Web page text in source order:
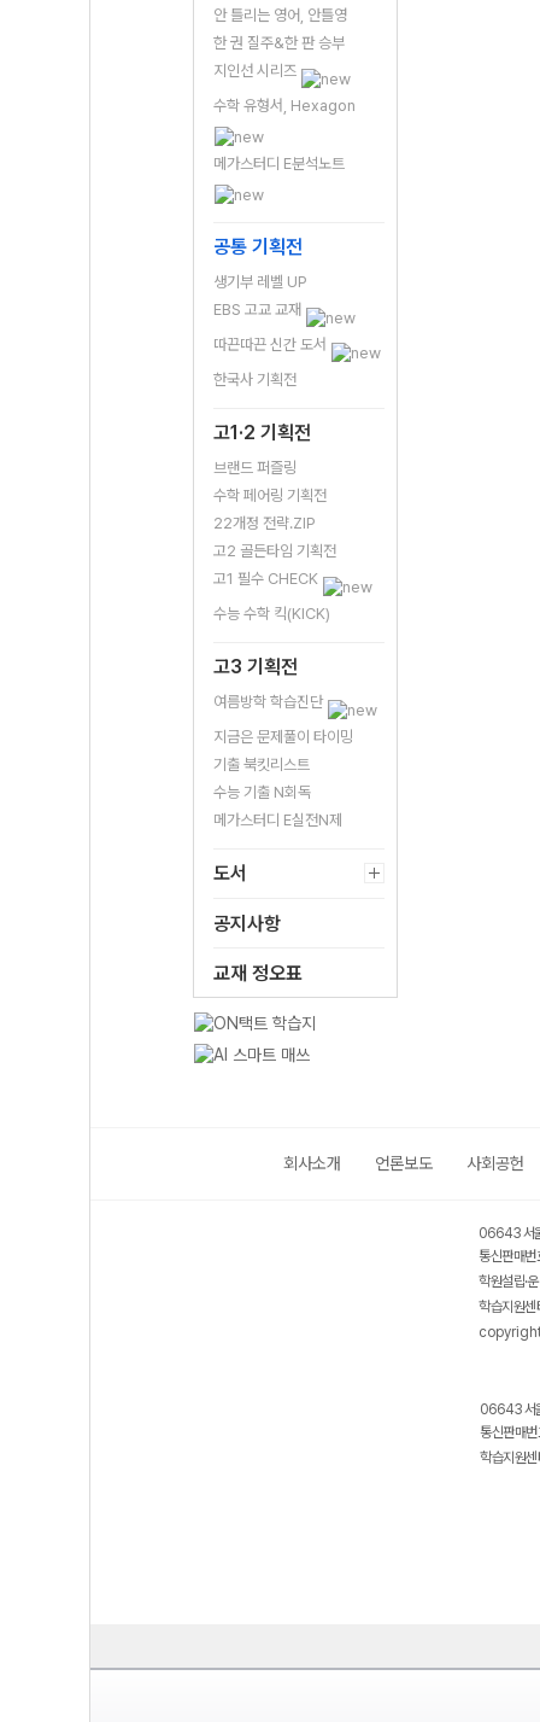
안 틀리는 영어, 안틀영
한 권 질주&한 판 승부
지인선 시리즈
수학 유형서, Hexagon
메가스터디 E분석노트
공통 기획전
생기부 레벨 UP
EBS 고교 교재
따끈따끈 신간 도서
한국사 기획전
고1·2 기획전
브랜드 퍼즐링
수학 페어링 기획전
22개정 전략.ZIP
고2 골든타임 기획전
고1 필수 CHECK
수능 수학 킥(KICK)
고3 기획전
여름방학 학습진단
지금은 문제풀이 타이밍
기출 북킷리스트
수능 기출 N회독
메가스터디 E실전N제
도서
공지사항
교재 정오표
회사소개 언론보도 사회공헌
06643 서
통신판매
학원설립·
학습지원
06643 서
통신판매
학습지원